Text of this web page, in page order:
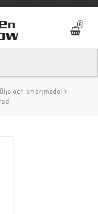
0
Olja och smörjmedel